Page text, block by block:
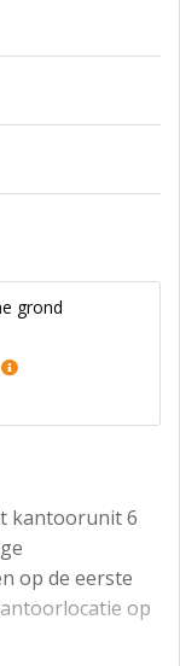
grond
kantoorunit 6
op de eerste
op